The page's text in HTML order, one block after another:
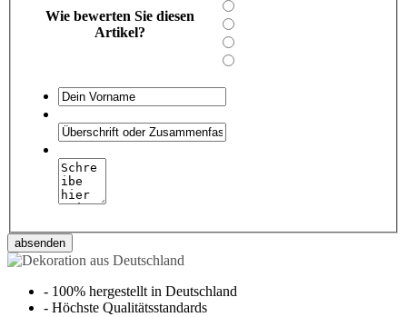
Wie bewerten Sie diesen
Artikel?
absenden
- 100% hergestellt in Deutschland
- Höchste Qualitätsstandards